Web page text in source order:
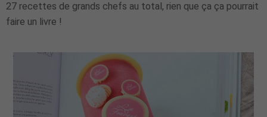
27 recettes de grands chefs au total, rien que ça ça pourrait
faire un livre !